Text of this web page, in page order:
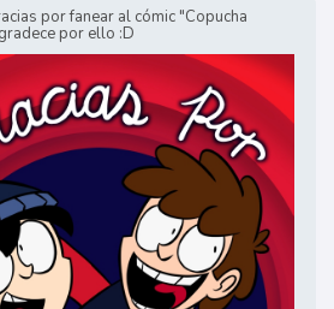
por fanear al cómic "Copucha
por ello :D